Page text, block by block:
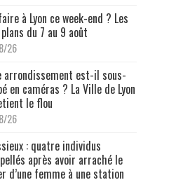
à Lyon ce week-end ? Les
du 7 au 9 août
26
arrondissement est-il sous-
en caméras ? La Ville de Lyon
le flou
26
: quatre individus
après avoir arraché le
d’une femme à une station